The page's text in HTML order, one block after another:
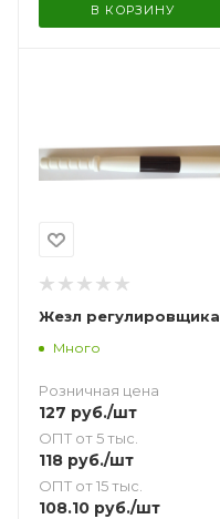
В КОРЗИНУ
Жезл регулировщика
Много
Розничная цена
127 руб./шт
ОПТ от 5 тыс.
118 руб./шт
ОПТ от 15 тыс.
108.10 руб./шт